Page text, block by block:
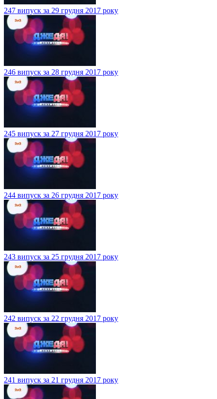
247 випуск за 29 грудня 2017 року
246 випуск за 28 грудня 2017 року
245 випуск за 27 грудня 2017 року
244 випуск за 26 грудня 2017 року
243 випуск за 25 грудня 2017 року
242 випуск за 22 грудня 2017 року
241 випуск за 21 грудня 2017 року